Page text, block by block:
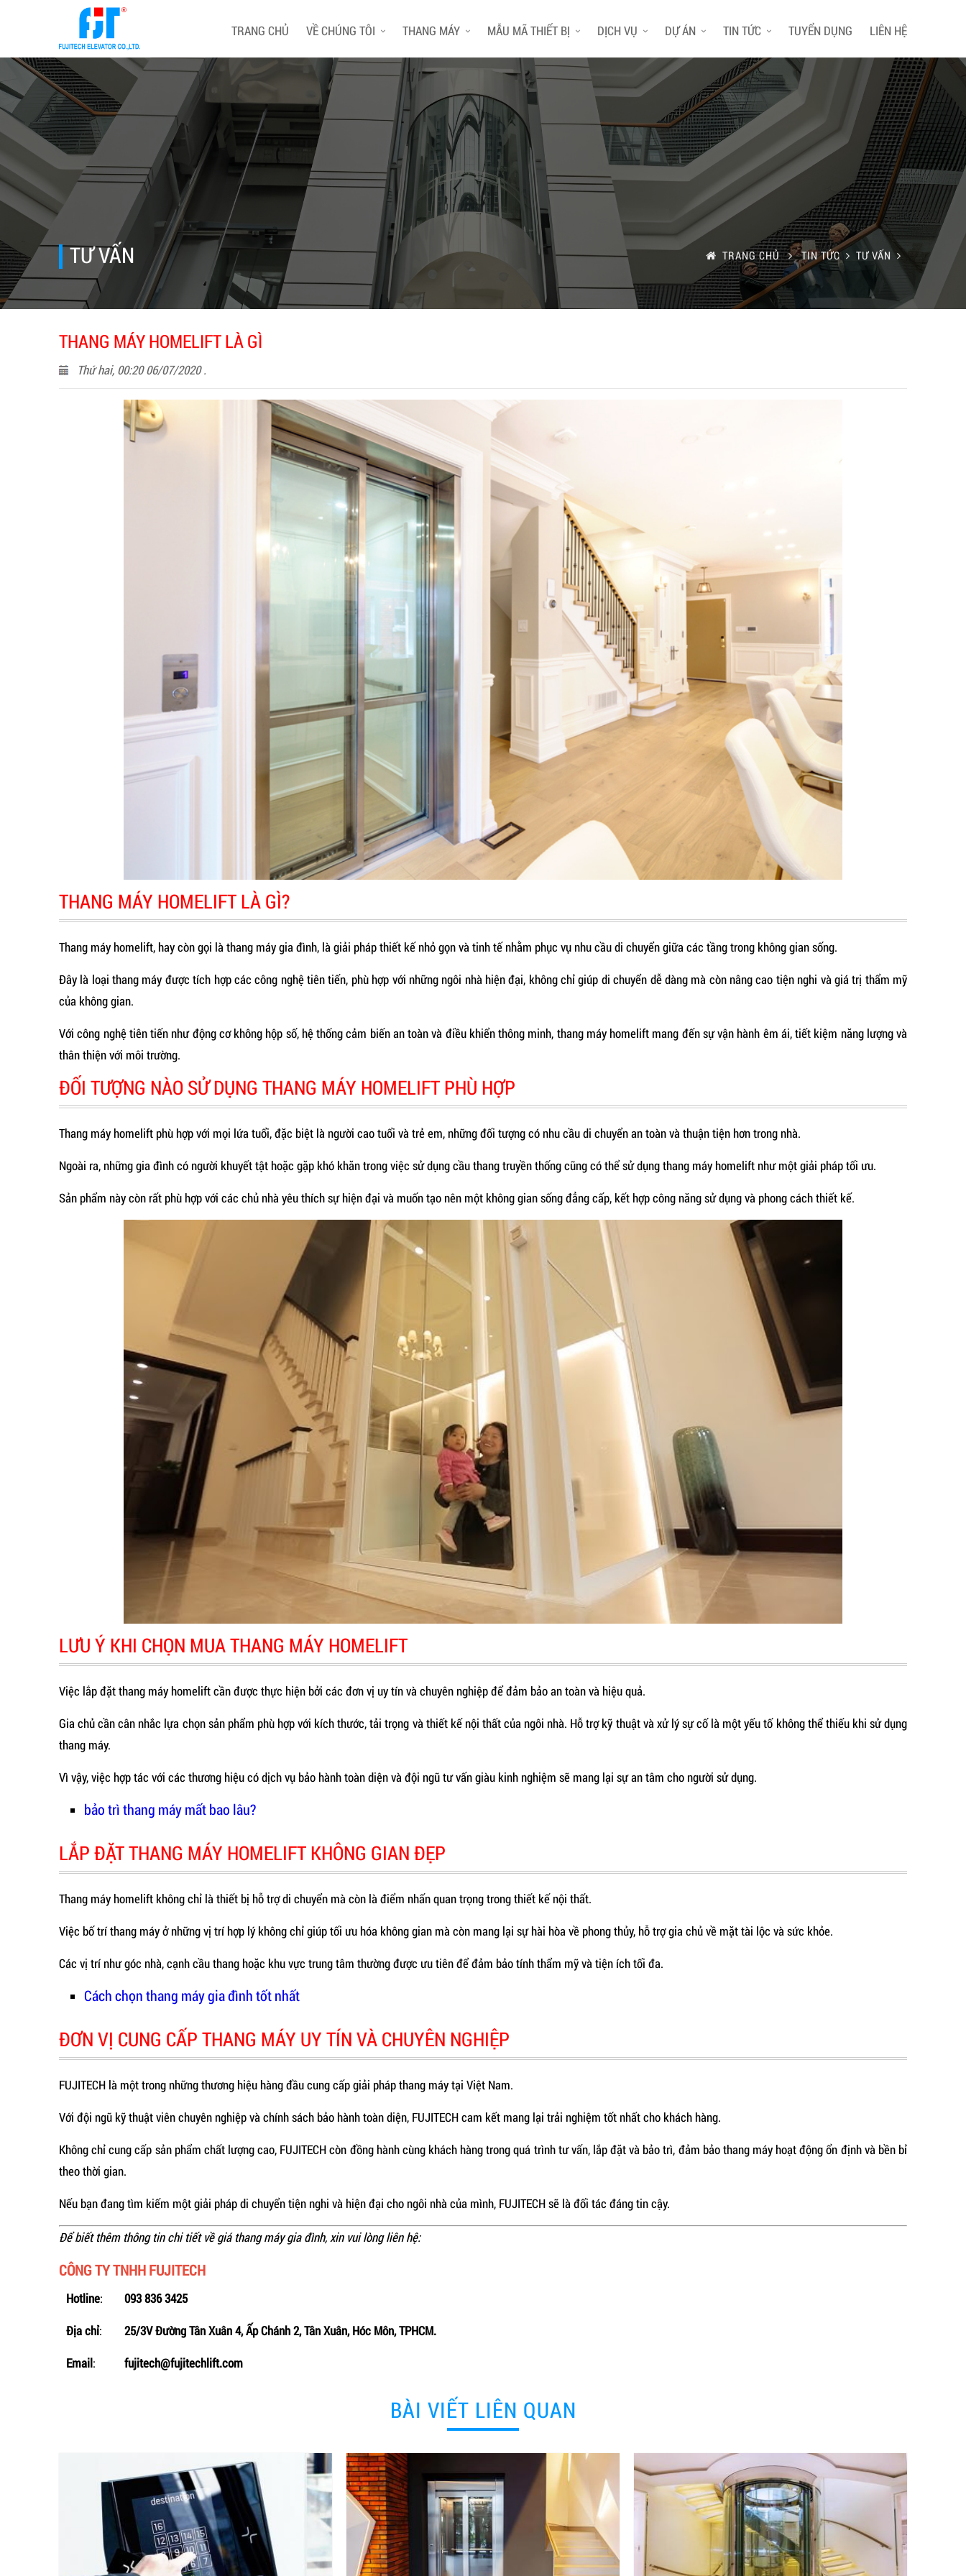
TRANG CHỦ VỀ CHÚNG TÔI THANG MÁY MẪU MÃ THIẾT BỊ DỊCH VỤ DỰ ÁN TIN TỨC TUYỂN DỤNG LIÊN HỆ
TƯ VẤN TRANG CHỦ TIN TỨC TƯ VẤN
THANG MÁY HOMELIFT LÀ GÌ
Thứ hai, 00:20 06/07/2020 .
THANG MÁY HOMELIFT LÀ GÌ?
Thang máy homelift, hay còn gọi là thang máy gia đình, là giải pháp thiết kế nhỏ gọn và tinh tế nhằm phục vụ nhu cầu di chuyển giữa các tầng trong không gian sống.
Đây là loại thang máy được tích hợp các công nghệ tiên tiến, phù hợp với những ngôi nhà hiện đại, không chỉ giúp di chuyển dễ dàng mà còn nâng cao tiện nghi và giá trị thẩm mỹ
của không gian.
Với công nghệ tiên tiến như động cơ không hộp số, hệ thống cảm biến an toàn và điều khiển thông minh, thang máy homelift mang đến sự vận hành êm ái, tiết kiệm năng lượng và
thân thiện với môi trường.
ĐỐI TƯỢNG NÀO SỬ DỤNG THANG MÁY HOMELIFT PHÙ HỢP
Thang máy homelift phù hợp với mọi lứa tuổi, đặc biệt là người cao tuổi và trẻ em, những đối tượng có nhu cầu di chuyển an toàn và thuận tiện hơn trong nhà.
Ngoài ra, những gia đình có người khuyết tật hoặc gặp khó khăn trong việc sử dụng cầu thang truyền thống cũng có thể sử dụng thang máy homelift như một giải pháp tối ưu.
Sản phẩm này còn rất phù hợp với các chủ nhà yêu thích sự hiện đại và muốn tạo nên một không gian sống đẳng cấp, kết hợp công năng sử dụng và phong cách thiết kế.
LƯU Ý KHI CHỌN MUA THANG MÁY HOMELIFT
Việc lắp đặt thang máy homelift cần được thực hiện bởi các đơn vị uy tín và chuyên nghiệp để đảm bảo an toàn và hiệu quả.
Gia chủ cần cân nhắc lựa chọn sản phẩm phù hợp với kích thước, tải trọng và thiết kế nội thất của ngôi nhà. Hỗ trợ kỹ thuật và xử lý sự cố là một yếu tố không thể thiếu khi sử dụng
thang máy.
Vì vậy, việc hợp tác với các thương hiệu có dịch vụ bảo hành toàn diện và đội ngũ tư vấn giàu kinh nghiệm sẽ mang lại sự an tâm cho người sử dụng.
bảo trì thang máy mất bao lâu?
LẮP ĐẶT THANG MÁY HOMELIFT KHÔNG GIAN ĐẸP
Thang máy homelift không chỉ là thiết bị hỗ trợ di chuyển mà còn là điểm nhấn quan trọng trong thiết kế nội thất.
Việc bố trí thang máy ở những vị trí hợp lý không chỉ giúp tối ưu hóa không gian mà còn mang lại sự hài hòa về phong thủy, hỗ trợ gia chủ về mặt tài lộc và sức khỏe.
Các vị trí như góc nhà, cạnh cầu thang hoặc khu vực trung tâm thường được ưu tiên để đảm bảo tính thẩm mỹ và tiện ích tối đa.
Cách chọn thang máy gia đình tốt nhất
ĐƠN VỊ CUNG CẤP THANG MÁY UY TÍN VÀ CHUYÊN NGHIỆP
FUJITECH là một trong những thương hiệu hàng đầu cung cấp giải pháp thang máy tại Việt Nam.
Với đội ngũ kỹ thuật viên chuyên nghiệp và chính sách bảo hành toàn diện, FUJITECH cam kết mang lại trải nghiệm tốt nhất cho khách hàng.
Không chỉ cung cấp sản phẩm chất lượng cao, FUJITECH còn đồng hành cùng khách hàng trong quá trình tư vấn, lắp đặt và bảo trì, đảm bảo thang máy hoạt động ổn định và bền bỉ
theo thời gian.
Nếu bạn đang tìm kiếm một giải pháp di chuyển tiện nghi và hiện đại cho ngôi nhà của mình, FUJITECH sẽ là đối tác đáng tin cậy.
Để biết thêm thông tin chi tiết về giá thang máy gia đình, xin vui lòng liên hệ:
CÔNG TY TNHH FUJITECH
Hotline:
093 836 3425
Địa chỉ:
25/3V Đường Tân Xuân 4, Ấp Chánh 2, Tân Xuân, Hóc Môn, TPHCM.
Email: fujitech@fujitechlift.com
BÀI VIẾT LIÊN QUAN